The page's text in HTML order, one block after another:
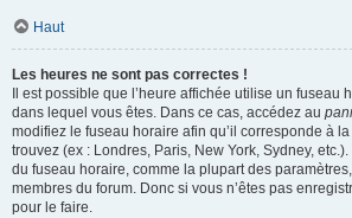
Haut
Les heures ne sont pas correctes !
Il est possible que l’heure affichée utilise un fuseau
dans lequel vous êtes. Dans ce cas, accédez au
modifiez le fuseau horaire afin qu’il corresponde à
trouvez (ex : Londres, Paris, New York, Sydney,
du fuseau horaire, comme la plupart des
membres du forum. Donc si vous n’êtes pas
pour le faire.